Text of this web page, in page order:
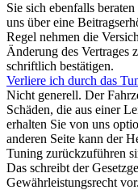
Sie sich ebenfalls
uns über eine
Regel nehmen die
Änderung des Vertrages
schriftlich bestätigen.
Verliere ich durch das
Nicht generell. Der
Schäden, die aus einer
erhalten Sie von uns
anderen Seite kann der
Tuning zurückzuführen
Das schreibt der
Gewährleistungsrecht vor.